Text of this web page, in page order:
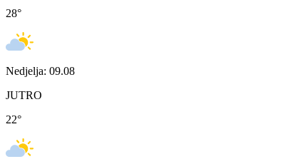
28°
Nedjelja: 09.08
JUTRO
22°